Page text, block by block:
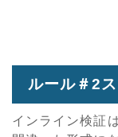
ルール＃2
インライン検証